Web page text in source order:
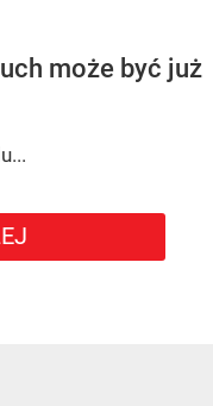
może być już